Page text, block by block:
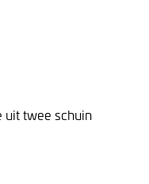
uit twee schuin